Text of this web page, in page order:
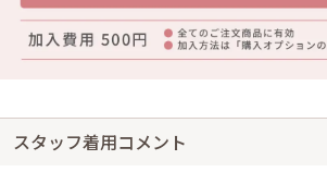
スタッフ着用コメント